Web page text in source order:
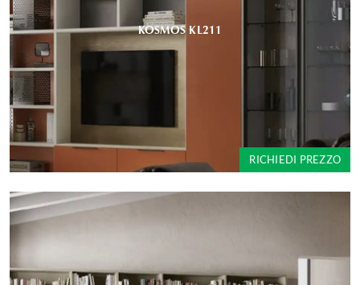
KOSMOS KL211
RICHIEDI PREZZO